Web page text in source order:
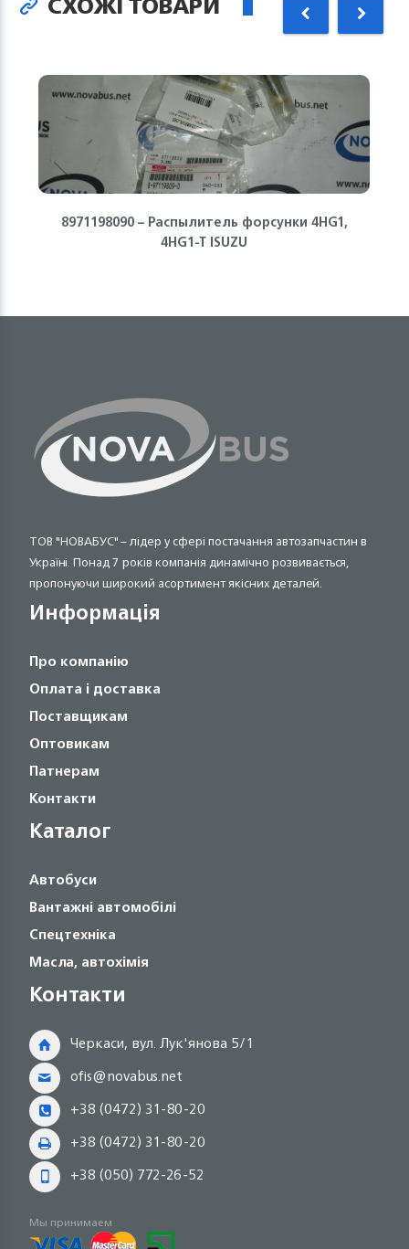
8971198090 – Распылитель форсунки 4HG1,
4HG1-T ISUZU
ТОВ "НОВАБУС" – лідер у сфері постачання автозапчастин в
Україні. Понад 7 років компанія динамічно розвивається,
пропонуючи широкий асортимент якісних деталей.
Информація
Про компанію
Оплата і доставка
Поставщикам
Оптовикам
Патнерам
Контакти
Каталог
Автобуси
Вантажні автомобілі
Спецтехніка
Масла, автохімія
Контакти
Черкаси, вул. Лук'янова 5/1
ofis@novabus.net
+38 (0472) 31-80-20
+38 (0472) 31-80-20
+38 (050) 772-26-52
Мы принимаем